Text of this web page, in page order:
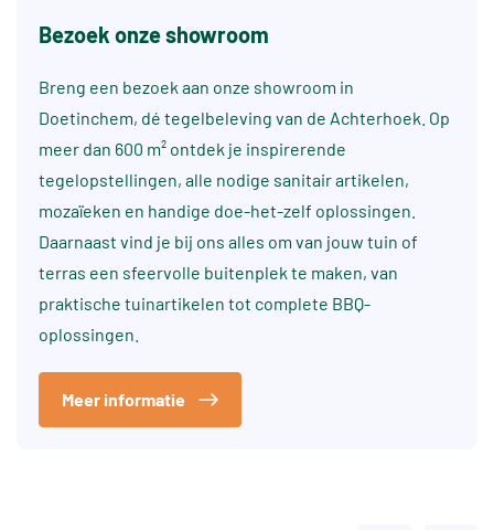
Bezoek onze showroom
Breng een bezoek aan onze showroom in
Doetinchem, dé tegelbeleving van de Achterhoek. Op
meer dan 600 m² ontdek je inspirerende
tegelopstellingen, alle nodige sanitair artikelen,
mozaïeken en handige doe-het-zelf oplossingen.
Daarnaast vind je bij ons alles om van jouw tuin of
terras een sfeervolle buitenplek te maken, van
praktische tuinartikelen tot complete BBQ-
oplossingen.
Meer informatie